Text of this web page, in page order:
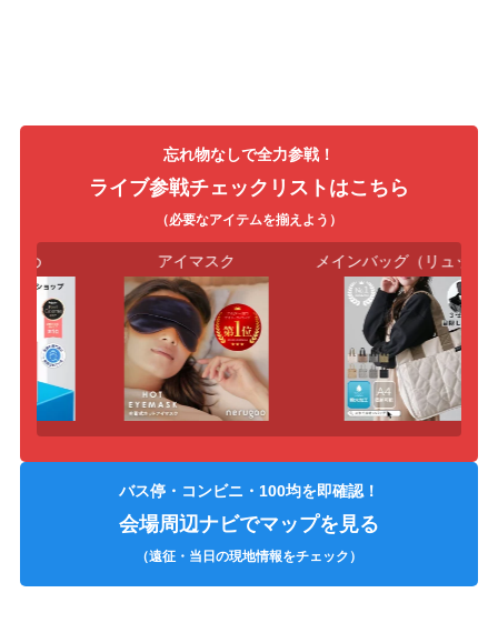
忘れ物なしで全力参戦！
ライブ参戦チェックリストはこちら
（必要なアイテムを揃えよう）
アイマスク メインバッグ（リュック等
バス停・コンビニ・100均を即確認！
会場周辺ナビでマップを見る
（遠征・当日の現地情報をチェック）